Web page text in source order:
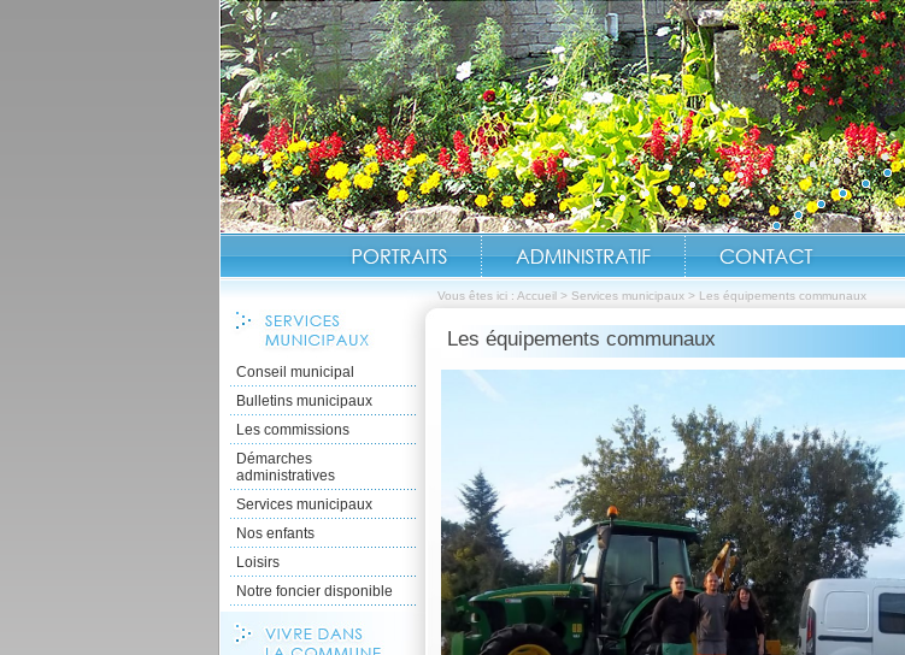
Vous êtes ici : Accueil > Services municipaux > Les équipements communaux
Conseil municipal
Bulletins municipaux
Les commissions
Démarches
administratives
Services municipaux
Nos enfants
Loisirs
Notre foncier disponible
Les équipements communaux